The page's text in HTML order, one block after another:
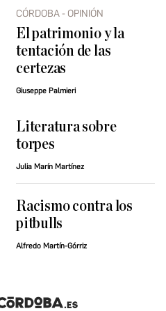
CÓRDOBA - OPINIÓN
El patrimonio y la
tentación de las
certezas
Giuseppe Palmieri
Literatura sobre
torpes
Julia Marín Martínez
Racismo contra los
pitbulls
Alfredo Martín-Górriz